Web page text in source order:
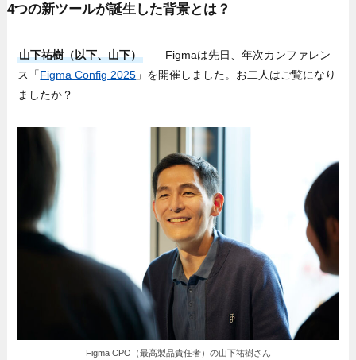
4つの新ツールが誕生した背景とは？
山下祐樹（以下、山下）
Figmaは先日、年次カンファレン
ス「Figma Config 2025 」を開催しました。お二人はご覧になり
ましたか？
Figma CPO（最高製品責任者）の山下祐樹さん